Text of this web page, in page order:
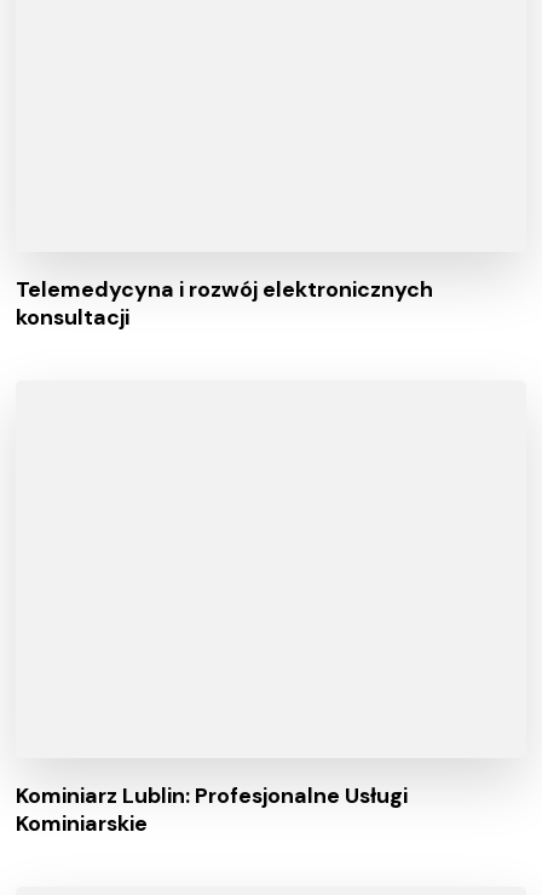
Telemedycyna i rozwój elektronicznych
konsultacji
Kominiarz Lublin: Profesjonalne Usługi
Kominiarskie